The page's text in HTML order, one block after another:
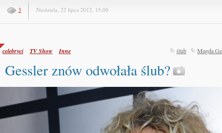
3 Niedziela, 22 lipca 2012, 15:00
celebryci TV Show Inne ślub Magda
Gessler znów odwołała ślub?